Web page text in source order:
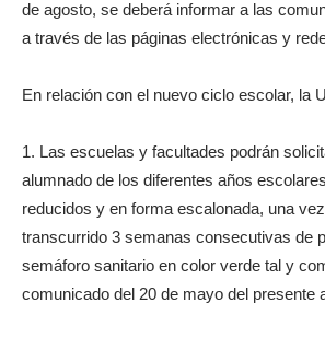
de agosto, se deberá informar a las
a través de las páginas electrónicas y
En relación con el nuevo ciclo escolar, la
1. Las escuelas y facultades podrán
alumnado de los diferentes años
reducidos y en forma escalonada, una
transcurrido 3 semanas consecutivas de
semáforo sanitario en color verde tal y
comunicado del 20 de mayo del presente